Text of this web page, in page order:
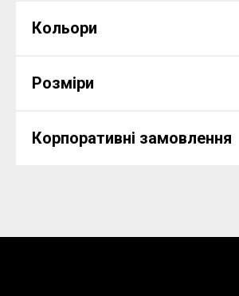
Кольори
Розміри
Корпоративні замовлення